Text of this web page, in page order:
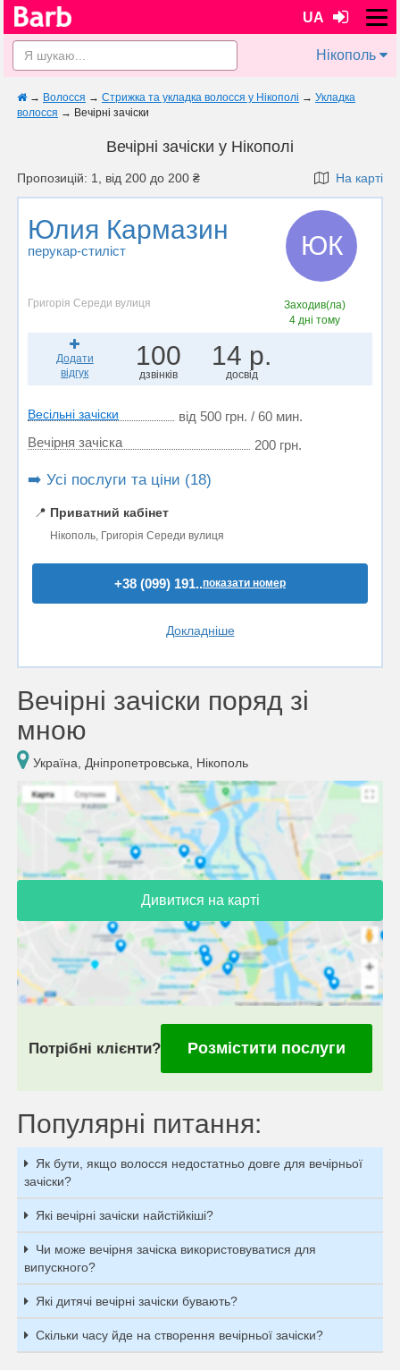
UA
Нікополь
→ Волосся → Стрижка та укладка волосся у Нікополі → Укладка
волосся → Вечірні зачіски
Вечірні зачіски у Нікополі
Пропозицій: 1, від 200 до 200 ₴ На карті
Юлия Кармазин
перукар-стиліст ЮК
Григорія Середи вулиця
Заходив(ла)
4 дні тому
Додати
відгук
100
дзвінків
14 р.
досвід
Весільні зачіски
від 500 грн. / 60 мин.
Вечірня зачіска
200 грн.
➡️ Усі послуги та ціни (18)
📍 Приватний кабінет
Нікополь, Григорія Середи вулиця
+38 (099) 191..показати номер
Докладніше
Вечірні зачіски поряд зі
мною
Україна, Дніпропетровська, Нікополь
Дивитися на карті
Потрібні клієнти? Розмістити послуги
Популярні питання:
Як бути, якщо волосся недостатньо довге для вечірньої
зачіски?
Які вечірні зачіски найстійкіші?
Чи може вечірня зачіска використовуватися для
випускного?
Які дитячі вечірні зачіски бувають?
Скільки часу йде на створення вечірньої зачіски?